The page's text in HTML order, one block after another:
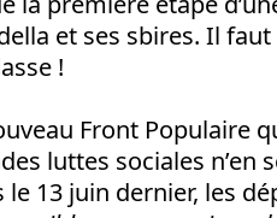
et ses sbires. Il
!
Front Populaire
luttes sociales n’en
13 juin dernier, les